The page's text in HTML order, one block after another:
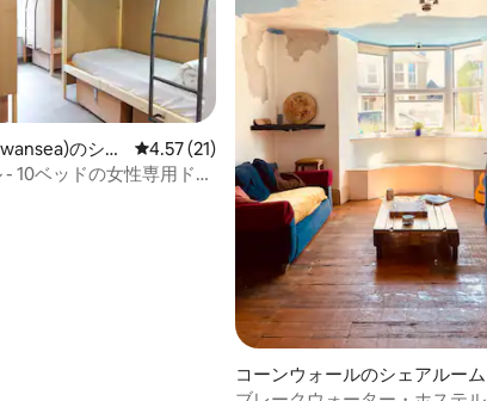
星の平均評価
のシェ
レビュー21件、5つ星中4.57つ星の平均評価
4.57 (21)
10ベッドの女性専用ドミ
コーンウォールのシェアルーム